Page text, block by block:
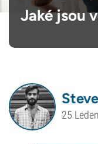
Jaké jsou
25